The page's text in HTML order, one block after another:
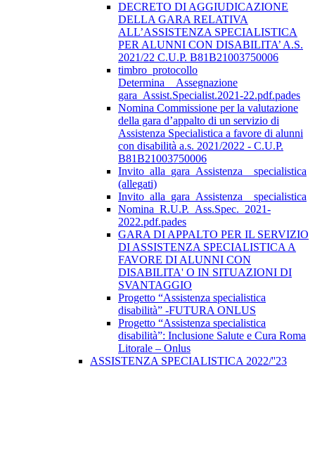
DECRETO DI AGGIUDICAZIONE
DELLA GARA RELATIVA
ALL’ASSISTENZA SPECIALISTICA
PER ALUNNI CON DISABILITA’ A.S.
2021/22 C.U.P. B81B21003750006
timbro_protocollo
Determina__Assegnazione
gara_Assist.Specialist.2021-22.pdf.pades
Nomina Commissione per la valutazione
della gara d’appalto di un servizio di
Assistenza Specialistica a favore di alunni
con disabilità a.s. 2021/2022 - C.U.P.
B81B21003750006
Invito_alla_gara_Assistenza__specialistica
(allegati)
Invito_alla_gara_Assistenza__specialistica
Nomina_R.U.P._Ass.Spec._2021-
2022.pdf.pades
GARA DI APPALTO PER IL SERVIZIO
DI ASSISTENZA SPECIALISTICA A
FAVORE DI ALUNNI CON
DISABILITA' O IN SITUAZIONI DI
SVANTAGGIO
Progetto “Assistenza specialistica
disabilità” -FUTURA ONLUS
Progetto “Assistenza specialistica
disabilità”: Inclusione Salute e Cura Roma
Litorale – Onlus
ASSISTENZA SPECIALISTICA 2022/''23